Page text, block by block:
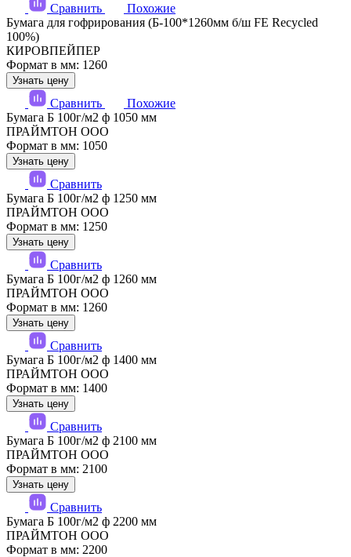
Сравнить
Похожие
Бумага для гофрирования (Б-100*1260мм б/ш FE Recycled
100%)
КИРОВПЕЙПЕР
Формат в мм: 1260
Узнать цену
Сравнить
Похожие
Бумага Б 100г/м2 ф 1050 мм
ПРАЙМТОН ООО
Формат в мм: 1050
Узнать цену
Сравнить
Бумага Б 100г/м2 ф 1250 мм
ПРАЙМТОН ООО
Формат в мм: 1250
Узнать цену
Сравнить
Бумага Б 100г/м2 ф 1260 мм
ПРАЙМТОН ООО
Формат в мм: 1260
Узнать цену
Сравнить
Бумага Б 100г/м2 ф 1400 мм
ПРАЙМТОН ООО
Формат в мм: 1400
Узнать цену
Сравнить
Бумага Б 100г/м2 ф 2100 мм
ПРАЙМТОН ООО
Формат в мм: 2100
Узнать цену
Сравнить
Бумага Б 100г/м2 ф 2200 мм
ПРАЙМТОН ООО
Формат в мм: 2200